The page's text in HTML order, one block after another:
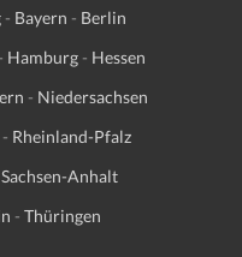
- Bayern - Berlin
- Hamburg- Hessen
- Niedersachsen
- Rheinland-Pfalz
Sachsen-Anhalt
- Thüringen